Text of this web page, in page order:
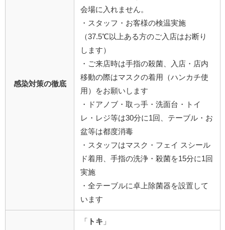
感染対策の徹底
会場に入れません。
・スタッフ・お客様の検温実施
（37.5℃以上ある方のご入店はお断り
します）
・ご来店時は手指の殺菌、入店・店内
移動の際はマスクの着用（ハンカチ使
用）をお願いします
・ドアノブ・取っ手・洗面台・トイ
レ・レジ等は30分に1回、テーブル・お
盆等は都度消毒
・スタッフはマスク・フェイ スシール
ド着用、手指の洗浄・殺菌を15分に1回
実施
・全テーブルに卓上除菌器を設置して
います
「 トキ 」